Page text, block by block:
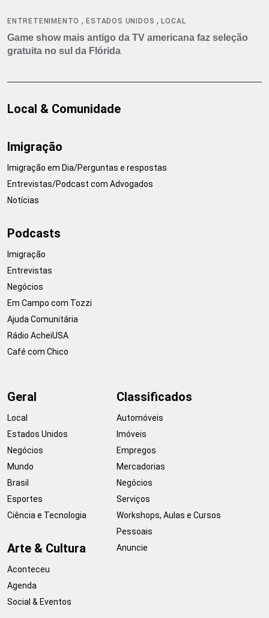
ENTRETENIMENTO ,ESTADOS UNIDOS ,LOCAL
Game show mais antigo da TV americana faz seleção
gratuita no sul da Flórida
Local & Comunidade
Imigração
Imigração em Dia/Perguntas e respostas
Entrevistas/Podcast com Advogados
Notícias
Podcasts
Imigração
Entrevistas
Negócios
Em Campo com Tozzi
Ajuda Comunitária
Rádio AcheiUSA
Café com Chico
Geral
Local
Estados Unidos
Negócios
Mundo
Brasil
Esportes
Ciência e Tecnologia
Arte & Cultura
Aconteceu
Agenda
Social & Eventos
Classificados
Automóveis
Imóveis
Empregos
Mercadorias
Negócios
Serviços
Workshops, Aulas e Cursos
Pessoais
Anuncie